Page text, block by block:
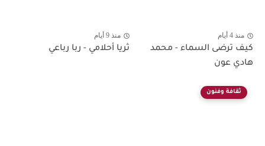
منذ 4 أيام
كيف ترضى السماء - محمد
هادي عون
منذ 9 أيام
ثريا أحلامي - ربا رباعي
ثقافة وفنون